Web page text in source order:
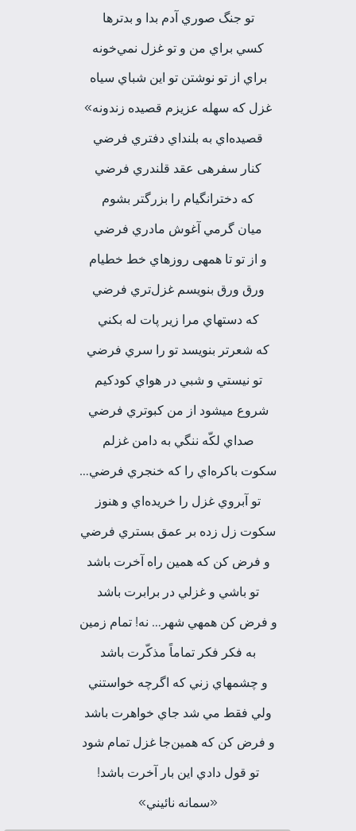
تو جنگ صوري آدم بدا و بدترها
كسي براي من و تو غزل نمي‌خونه
براي از تو نوشتن تو اين شباي سياه
غزل كه سهله عزيزم قصيده زندونه»
قصيده‌اي به بلنداي دفتري فرضي
كنار سفره­ی عقد قلندري فرضي
كه دخترانگي­ام را بزرگتر بشوم
ميان گرمي آغوش مادري فرضي
و از تو تا همه­ی روزهاي خط خطي­ام
ورق ورق بنويسم غزل‌تري فرضي
كه دست­هاي مرا زير پات له بكني
كه شعرتر بنويسد تو را سري فرضي
تو نيستي و شبي در هواي كودكيم
شروع مي­شود از من كبوتري فرضي
صداي لكّه ننگي به دامن غزلم
سكوت باكره‌اي را كه خنجري فرضي…
تو آبروي غزل را خريده‌اي و هنوز
سكوت زل زده بر عمق بستري فرضي
و فرض كن كه همين راه آخرت باشد
تو باشي و غزلي در برابرت باشد
و فرض كن همه­ي شهر… نه! تمام زمين
به فكر فكر تماماً مذكّرت باشد
و چشم­هاي زني كه اگرچه خواستني
ولي فقط مي شد جاي خواهرت باشد
و فرض كن كه همين‌جا غزل تمام شود
تو قول دادي اين بار آخرت باشد!
«سمانه نائيني»